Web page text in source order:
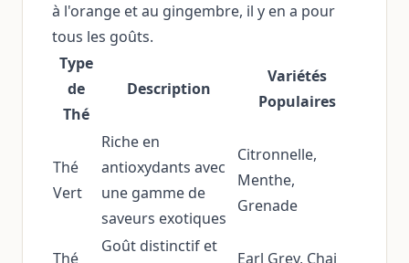
à l'orange et au gingembre, il y en a pour
tous les goûts.
Type
de
Thé
Description
Variétés
Populaires
Thé
Vert
Riche en
antioxydants avec
une gamme de
saveurs exotiques
Citronnelle,
Menthe,
Grenade
Thé
Goût distinctif et
Earl Grey, Chai